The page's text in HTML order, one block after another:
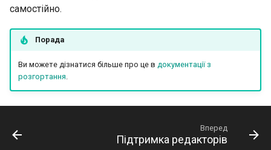
самостійно.
Порада
Ви можете дізнатися більше про це в документації з
розгортання.
Вперед
Підтримка редакторів